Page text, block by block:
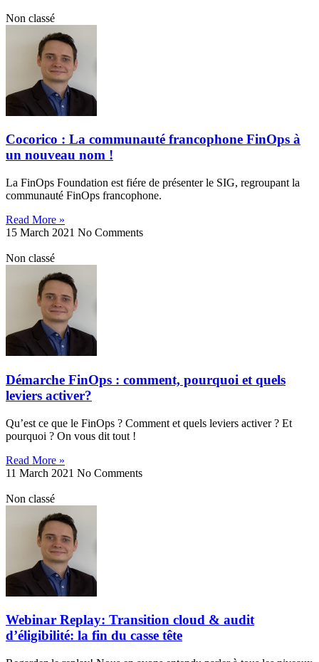
Non classé
Cocorico : La communauté francophone FinOps à
un nouveau nom !
La FinOps Foundation est fiére de présenter le SIG, regroupant la
communauté FinOps francophone.
Read More »
15 March 2021 No Comments
Non classé
Démarche FinOps : comment, pourquoi et quels
leviers activer?
Qu’est ce que le FinOps ? Comment et quels leviers activer ? Et
pourquoi ? On vous dit tout !
Read More »
11 March 2021 No Comments
Non classé
Webinar Replay: Transition cloud & audit
d’éligibilité: la fin du casse tête